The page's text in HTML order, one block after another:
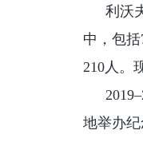
利沃
中，包
210人。
地举办纪